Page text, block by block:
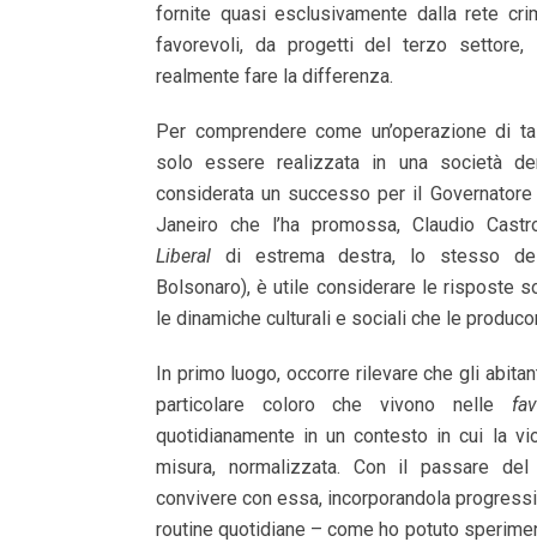
fornite quasi esclusivamente dalla rete
favorevoli, da progetti del terzo settore,
realmente fare la differenza.
Per comprendere come un’operazione di
solo essere realizzata in una società
considerata un successo per il
Janeiro che l’ha promossa, Claudio
Liberal di estrema destra, lo stesso
Bolsonaro), è utile considerare le risposte
le dinamiche culturali e sociali che le
In primo luogo, occorre rilevare che gli
particolare coloro che vivono nelle
quotidianamente in un contesto in cui la
misura, normalizzata. Con il passare
convivere con essa, incorporandola
routine quotidiane – come ho potuto